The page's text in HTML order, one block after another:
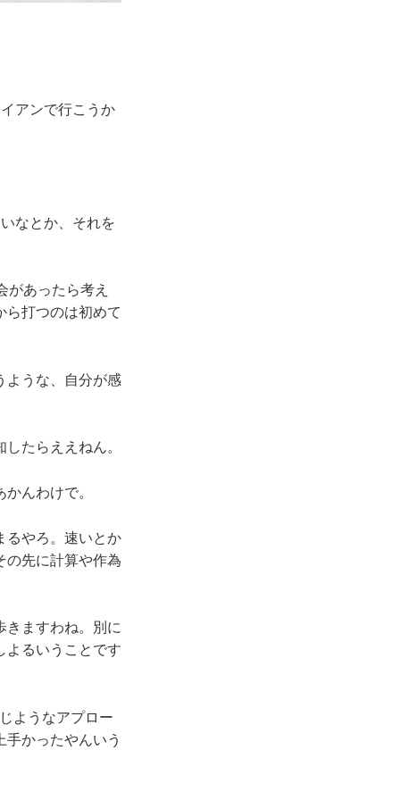
アンで行こうか
なとか、それを
あったら考え
ら打つのは初めて
うな、自分が感
たらええねん。
んわけで。
やろ。速いとか
の先に計算や作為
ますわね。別に
よるいうことです
ようなアプロー
かったやんいう